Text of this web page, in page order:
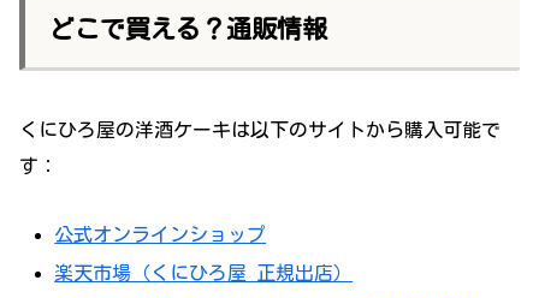
どこで買える？通販情報
くにひろ屋の洋酒ケーキは以下のサイトから購入可能で
す：
公式オンラインショップ
楽天市場（くにひろ屋 正規出店）